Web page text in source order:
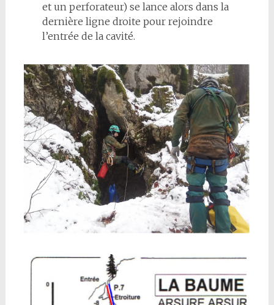
et un perforateur) se lance alors dans la
dernière ligne droite pour rejoindre
l’entrée de la cavité.